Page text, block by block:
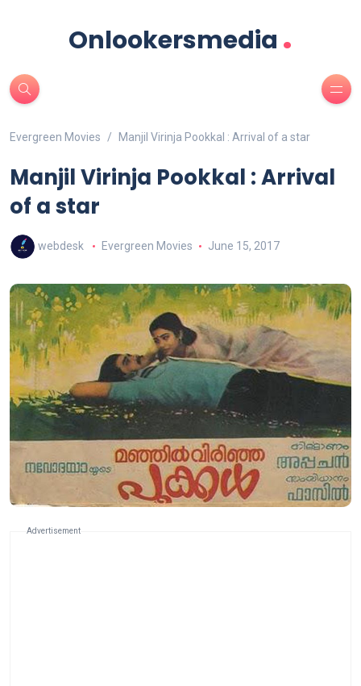
Onlookersmedia .
Evergreen Movies Manjil Virinja Pookkal : Arrival of a star
Manjil Virinja Pookkal : Arrival
of a star
webdesk Evergreen Movies June 15, 2017
Advertisement